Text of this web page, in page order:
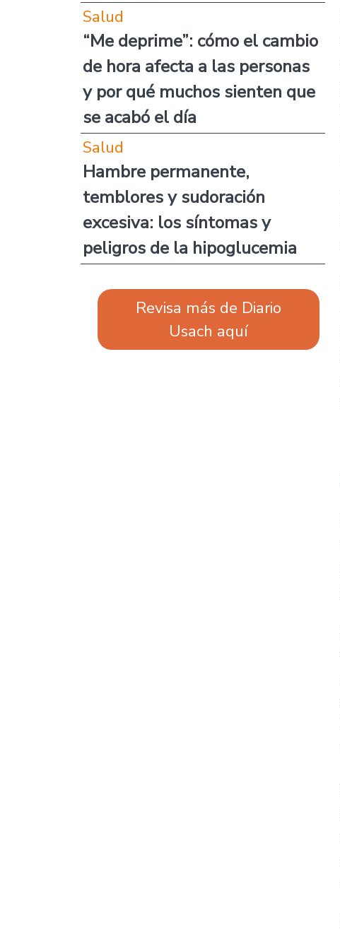
Salud
“Me deprime”: cómo el cambio
de hora afecta a las personas
y por qué muchos sienten que
se acabó el día
Salud
Hambre permanente,
temblores y sudoración
excesiva: los síntomas y
peligros de la hipoglucemia
Revisa más de Diario
Usach aquí